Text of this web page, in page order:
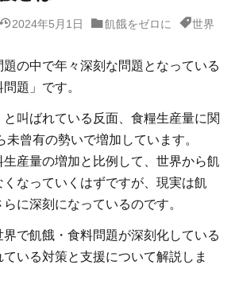
2024年5月1日 飢餓をゼロに 世界
の中で年々深刻な問題となっている
題」です。
と叫ばれている反面、食糧生産量に関
未曾有の勢いで増加しています。
産量の増加と比例して、世界から飢
なっていくはずですが、現実は飢
に深刻になっているのです。
界で飢餓・食料問題が深刻化している
いる対策と支援について解説しま